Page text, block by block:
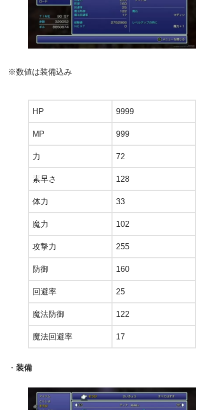
※数値は装備込み
HP 9999
MP 999
力 72
素早さ 128
体力 33
魔力 102
攻撃力 255
防御 160
回避率 25
魔法防御 122
魔法回避率 17
・ 装備